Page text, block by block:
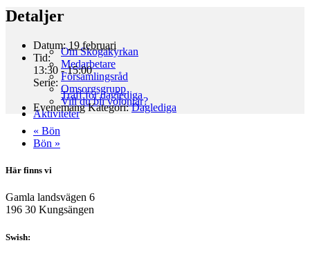
Om Skogakyrkan
Medarbetare
Församlingsråd
Omsorgsgrupp
Vill du bli volontär?
Aktiviteter
Detaljer
Datum: 19 februari
Tid:
13:30 - 15:00
Serie:
Träff för daglediga
Evenemang Kategori: Daglediga
« Bön
Bön »
Här finns vi
Gamla landsvägen 6
196 30 Kungsängen
Swish: